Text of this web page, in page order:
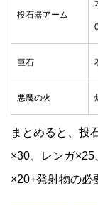
投石器アーム
巨石
悪魔の火
まとめると、投
×30、レンガ
×20+発射物の必